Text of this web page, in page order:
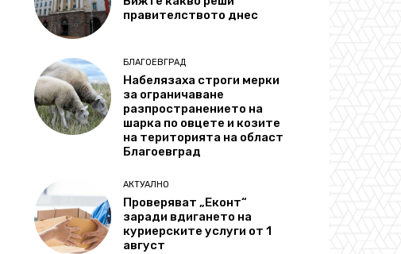
правителството днес
БЛАГОЕВГРАД
Набелязаха строги мерки
за ограничаване
разпространението на
шарка по овцете и козите
на територията на област
Благоевград
АКТУАЛНО
Проверяват „Еконт“
заради вдигането на
куриерските услуги от 1
август